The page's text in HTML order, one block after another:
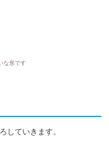
な形です
していきます。